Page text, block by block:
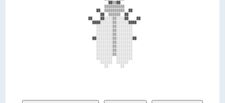
                                          ██▒▒██
                                        ▒▒▒▒▒▒▒▒▒▒
                                    ██  ▒▒▒▒▒▒▒▒▒▒  ██
                                      ██  ▒▒▒▒▒▒  ██
                                ██    ██░░░░▒▒░░░░██    ██
                                  ████░░░░░░▒▒░░░░░░████
                                    ░░░░░░░░▒▒░░░░░░░░
                                    ░░░░░░░░▒▒░░░░░░░░
                                    ░░░░░░░░▒▒░░░░░░░░
                                  ██░░░░░░░░▒▒░░░░░░░░██
                                    ░░░░░░░░▒▒░░░░░░░░
                                    ░░░░░░░░▒▒░░░░░░░░
                                    ░░░░░░░░▒▒░░░░░░░░
                                    ░░░░░░░░▒▒░░░░░░░░
                                    ░░░░░░░░  ░░░░░░░░
                                      ░░░░░░  ░░░░░░
                                        ░░      ░░